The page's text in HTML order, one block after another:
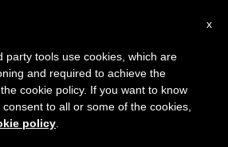
شهادة حياة
x
party tools use cookies, which are
and required to achieve the
cookie policy. If you want to know
to all or some of the cookies,
policy